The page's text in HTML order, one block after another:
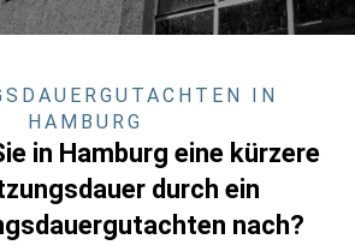
IN
HAMBURG
in Hamburg eine kürzere
durch ein
nach?